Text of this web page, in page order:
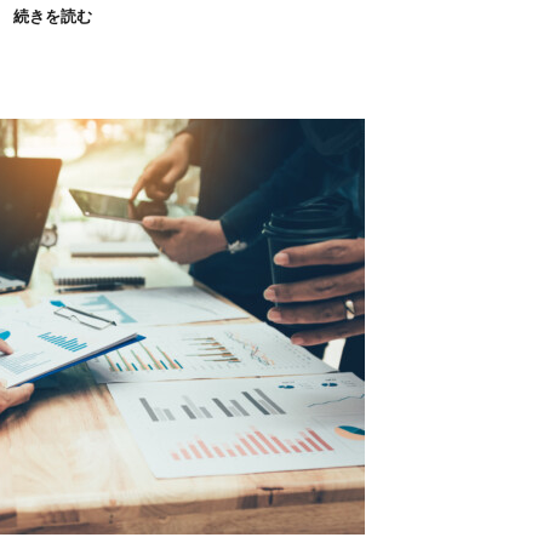
続きを読む